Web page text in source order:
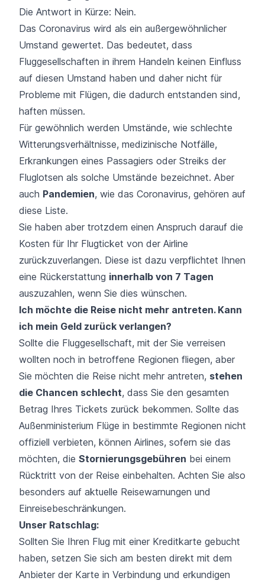
Die Antwort in Kürze: Nein.
Das Coronavirus wird als ein außergewöhnlicher
Umstand gewertet. Das bedeutet, dass
Fluggesellschaften in ihrem Handeln keinen Einfluss
auf diesen Umstand haben und daher nicht für
Probleme mit Flügen, die dadurch entstanden sind,
haften müssen.
Für gewöhnlich werden Umstände, wie schlechte
Witterungsverhältnisse, medizinische Notfälle,
Erkrankungen eines Passagiers oder Streiks der
Fluglotsen als solche Umstände bezeichnet. Aber
auch Pandemien, wie das Coronavirus, gehören auf
diese Liste.
Sie haben aber trotzdem einen Anspruch darauf die
Kosten für Ihr Flugticket von der Airline
zurückzuverlangen. Diese ist dazu verpflichtet Ihnen
eine Rückerstattung innerhalb von 7 Tagen
auszuzahlen, wenn Sie dies wünschen.
Ich möchte die Reise nicht mehr antreten. Kann
ich mein Geld zurück verlangen?
Sollte die Fluggesellschaft, mit der Sie verreisen
wollten noch in betroffene Regionen fliegen, aber
Sie möchten die Reise nicht mehr antreten, stehen
die Chancen schlecht, dass Sie den gesamten
Betrag Ihres Tickets zurück bekommen. Sollte das
Außenministerium Flüge in bestimmte Regionen nicht
offiziell verbieten, können Airlines, sofern sie das
möchten, die Stornierungsgebühren bei einem
Rücktritt von der Reise einbehalten. Achten Sie also
besonders auf aktuelle Reisewarnungen und
Einreisebeschränkungen.
Unser Ratschlag:
Sollten Sie Ihren Flug mit einer Kreditkarte gebucht
haben, setzen Sie sich am besten direkt mit dem
Anbieter der Karte in Verbindung und erkundigen